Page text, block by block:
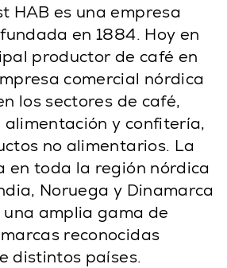
HAB es una empresa
en 1884. Hoy en
productor de café en
comercial nórdica
los sectores de café,
alimentación y confitería,
no alimentarios. La
en toda la región nórdica
Noruega y Dinamarca
amplia gama de
reconocidas
distintos países.